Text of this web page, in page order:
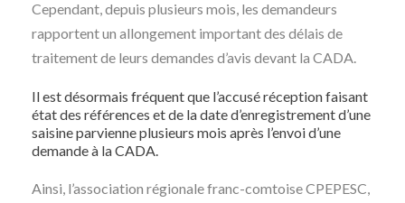
Cependant, depuis plusieurs mois, les demandeurs
rapportent un allongement important des délais de
traitement de leurs demandes d’avis devant la CADA.
Il est désormais fréquent que l’accusé réception faisant
état des références et de la date d’enregistrement d’une
saisine parvienne plusieurs mois après l’envoi d’une
demande à la CADA.
Ainsi, l’association régionale franc-comtoise CPEPESC,